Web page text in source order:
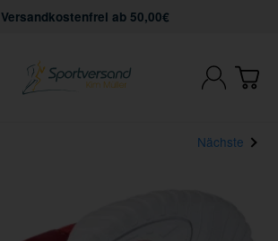
Versandkostenfrei ab 50,00€
Nächste